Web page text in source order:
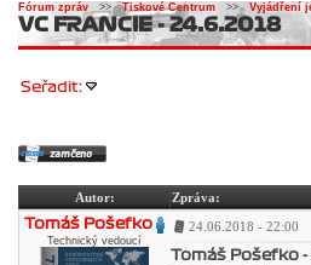
Fórum zpráv >>Tiskové Centrum >> Vyjádření
VC FRANCIE - 24.6.2018
Seřadit:
Autor:
Zpráva:
Tomáš Pošefko
Technický vedoucí
24.06.2018 - 22:00
Tomáš Pošefko -